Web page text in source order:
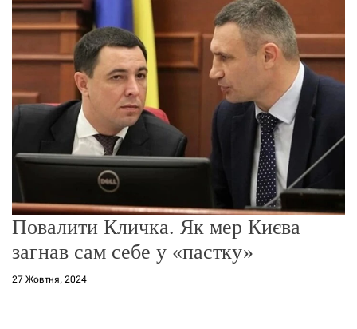
о
р
е
ж
и
у
Повалити Кличка. Як мер Києва
загнав сам себе у «пастку»
27 Жовтня, 2024